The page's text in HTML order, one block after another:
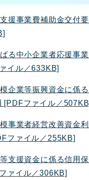
援事業費補助金交付
る中小企業者応援事
イル／633KB]
企業等振興資金に係
[PDFファイル／
事業者経営改善資金
ファイル／255KB]
支援資金に係る信用
ァイル／306KB]